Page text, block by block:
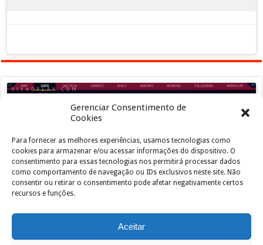
Gerenciar Consentimento de
Cookies
Para fornecer as melhores experiências, usamos tecnologias como
cookies para armazenar e/ou acessar informações do dispositivo. O
consentimento para essas tecnologias nos permitirá processar dados
como comportamento de navegação ou IDs exclusivos neste site. Não
consentir ou retirar o consentimento pode afetar negativamente certos
recursos e funções.
Aceitar
Clique para aceitar os cookies marketing e
ativar este conteúdo